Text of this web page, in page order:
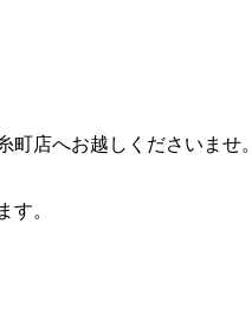
店へお越しくださいませ。
す。